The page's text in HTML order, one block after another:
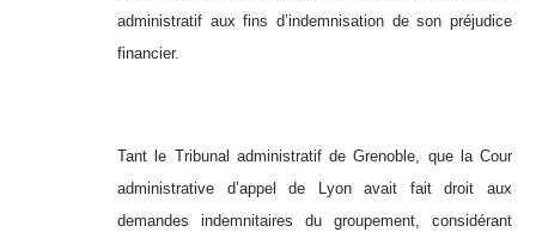
administratif aux fins d’indemnisation de son préjudice
financier.
Tant le Tribunal administratif de Grenoble, que la Cour
administrative d’appel de Lyon avait fait droit aux
demandes indemnitaires du groupement, considérant